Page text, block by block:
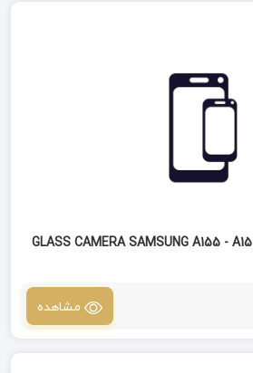
گلس دوربین سامسونگ GLASS CAMERA SAMSUNG A155 - A15
مشاهده